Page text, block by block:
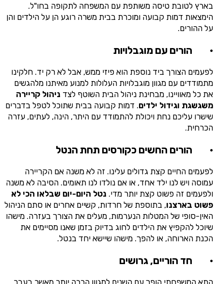
בארץ לטובת טיסה משותפת עם המשפחה לתקופה בחו"ל.
הימצאות דמות קבועה ומוכרת בבית משרה רוגע הן על הילדים והן
על ההורים.
· הורים עם מוגבלויות
לפעמים הצורך ביד נוספת הוא פיזי ממש, אבל לא רק יד. חלקינו
מתמודדים עם מגוון מוגבלויות העלולות למנוע מאיתנו מלהגשים
את כל מאוויינו, מבחינת ניהול הבית השוטף לצד ניהול קריירה
משגשגת וגידול ילדים. דמות קבועה בבית שתוכל לטפל בדברים
שישרו עליכם נחת ויכולת להתמודד עם היתר, הינה, לעתים, עזרה
הכרחית.
· הורים החשים כקורסים תחת הנטל
לפעמים החיים קצת גדולים עלינו. זה לא משנה אם הקריירה
עמוסה ויש לנו ילד אחד, או אם נולדו לנו תאומים. הסיבה לא משנה
ולפעמים זה פשוט קצת יותר מדי. נטל היום-יום שבלאו הכי לא
פשוט בארצנו, בתוספת של חרדות, קשיים אחרים או סתם הניהול
האין-סופי של המטלות הנערמות, מעלים את הצורך בעזרה. מישהו
שיוכל להקפיץ את הילדים לחוג בדיוק בזמן שאנו מסיימים את
הכנת הארוחה, או להפך. מישהו שיישא יחד בנטל.
· חד הוריים, גרושים
התא המשפחתי הופך עם השנים למגוון הרבה יותר מאשר בעבר.